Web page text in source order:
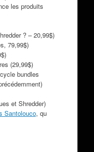
les produits
? – 20,99$)
79,99$)
(29,99$)
bundles
et Shredder)
Santolouco, qu